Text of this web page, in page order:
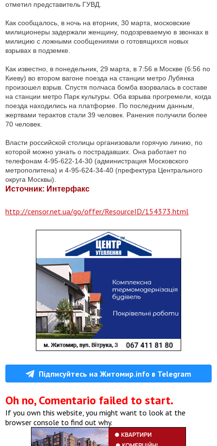
отметил представитель ГУВД.
Как сообщалось, в ночь на вторник, 30 марта, московские
милиционеры задержали женщину, подозреваемую в звонках в
милицию с ложными сообщениями о готовящихся новых
взрывах в подземке.
Как известно, в понедельник, 29 марта, в 7:56 в Москве (6:56 по
Киеву) во втором вагоне поезда на станции метро Лубянка
произошел взрыв. Спустя полчаса бомба взорвалась в составе
на станции метро Парк культуры. Оба взрыва прогремели, когда
поезда находились на платформе. По последним данным,
жертвами терактов стали 39 человек. Ранения получили более
70 человек.
Власти российской столицы организовали горячую линию, по
которой можно узнать о пострадавших. Она работает по
телефонам 4-95-622-14-30 (администрация Московского
метрополитена) и 4-95-624-34-40 (префектура Центрального
округа Москвы).
Источник: Интерфакс
http://censor.net.ua/go/offer/ResourceID/154373.html
Підписуйтесь на Житомир.info в Telegram
Oh no, Comentario failed to start.
If you own this website, you might want to look at the
browser console to find out why.